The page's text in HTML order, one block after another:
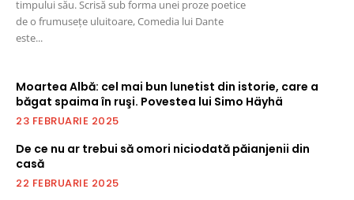
timpului său. Scrisă sub forma unei proze poetice
de o frumusețe uluitoare, Comedia lui Dante
este...
Moartea Albă: cel mai bun lunetist din istorie, care a
băgat spaima în ruşi. Povestea lui Simo Häyhä
23 FEBRUARIE 2025
De ce nu ar trebui să omori niciodată păianjenii din
casă
22 FEBRUARIE 2025